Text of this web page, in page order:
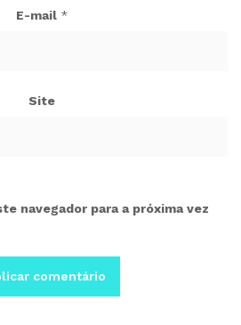
E-mail *
Site
navegador para a próxima vez